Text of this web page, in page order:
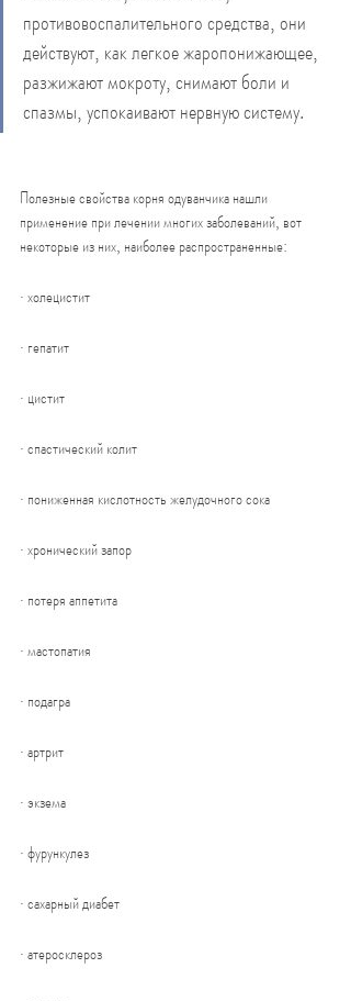
противовоспалительного средства, они
действуют, как легкое жаропонижающее,
разжижают мокроту, снимают боли и
спазмы, успокаивают нервную систему.
Полезные свойства корня одуванчика нашли
применение при лечении многих заболеваний, вот
некоторые из них, наиболее распространенные:
· холецистит
· гепатит
· цистит
· спастический колит
· пониженная кислотность желудочного сока
· хронический запор
· потеря аппетита
· мастопатия
· подагра
· артрит
· экзема
· фурункулез
· сахарный диабет
· атеросклероз